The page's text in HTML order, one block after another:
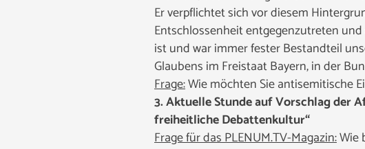
Er verpflichtet sich vor diesem
Entschlossenheit entgegenzutreten
ist und war immer fester Bestandteil
Glaubens im Freistaat Bayern, in der
Frage:Wie möchten Sie antisemitische
3. Aktuelle Stunde auf Vorschlag der
freiheitliche Debattenkultur“
Frage für das PLENUM.TV-Magazin:Wie